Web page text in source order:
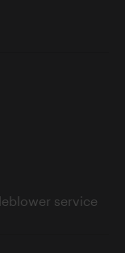
service